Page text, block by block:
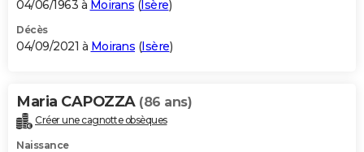
GUIDES D'ACHAT
BONS PLANS
Carte de Noël
Carte Bonne année
Carte Saint-Valentin
Carte Pâques
Carte d'anniversaire
DICTIONNAIRE
Dictionnaire
Biographies
Citations
Expressions
Proverbes
PROGRAMME TV
04/06/1963 à Moirans (Isère)
Décès
04/09/2021 à Moirans (Isère)
Maria CAPOZZA (86 ans)
Créer une cagnotte obsèques
Naissance